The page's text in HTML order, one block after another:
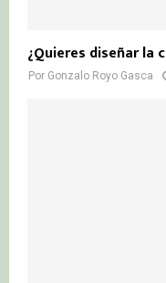
¿Quieres diseñar la
Por Gonzalo Royo Gasca